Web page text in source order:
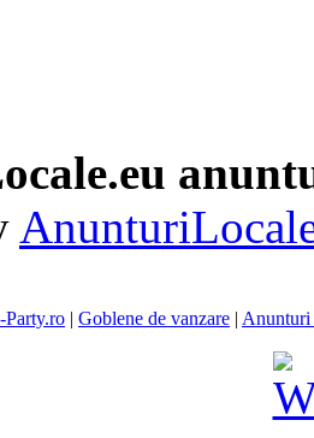
Party.ro | Goblene de vanzare | Anunturi